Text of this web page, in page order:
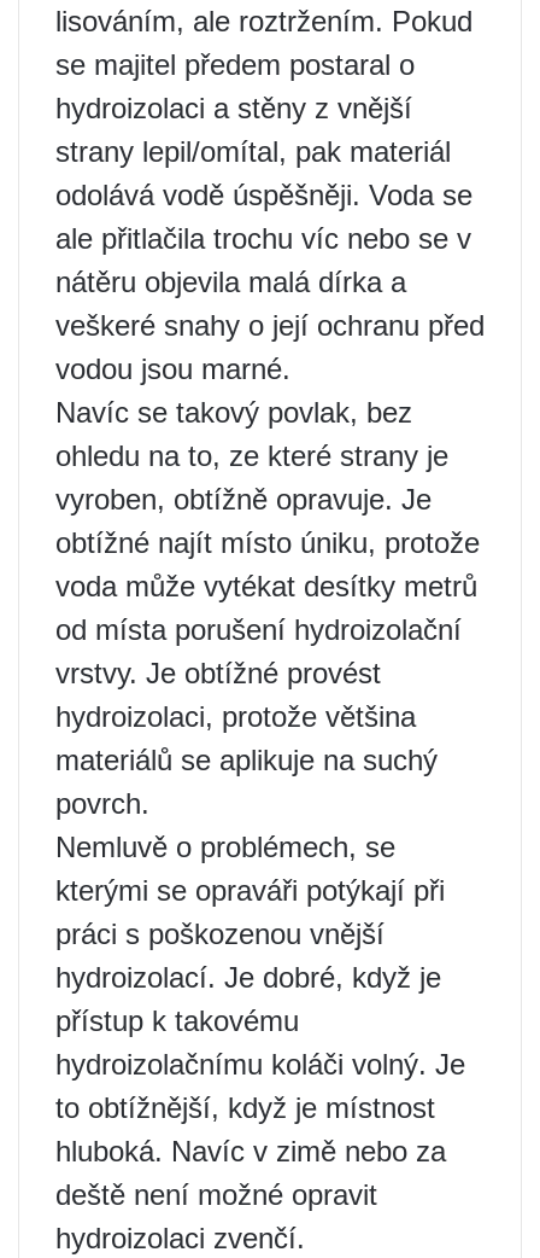
lisováním, ale roztržením. Pokud
se majitel předem postaral o
hydroizolaci a stěny z vnější
strany lepil/omítal, pak materiál
odolává vodě úspěšněji. Voda se
ale přitlačila trochu víc nebo se v
nátěru objevila malá dírka a
veškeré snahy o její ochranu před
vodou jsou marné.
Navíc se takový povlak, bez
ohledu na to, ze které strany je
vyroben, obtížně opravuje. Je
obtížné najít místo úniku, protože
voda může vytékat desítky metrů
od místa porušení hydroizolační
vrstvy. Je obtížné provést
hydroizolaci, protože většina
materiálů se aplikuje na suchý
povrch.
Nemluvě o problémech, se
kterými se opraváři potýkají při
práci s poškozenou vnější
hydroizolací. Je dobré, když je
přístup k takovému
hydroizolačnímu koláči volný. Je
to obtížnější, když je místnost
hluboká. Navíc v zimě nebo za
deště není možné opravit
hydroizolaci zvenčí.